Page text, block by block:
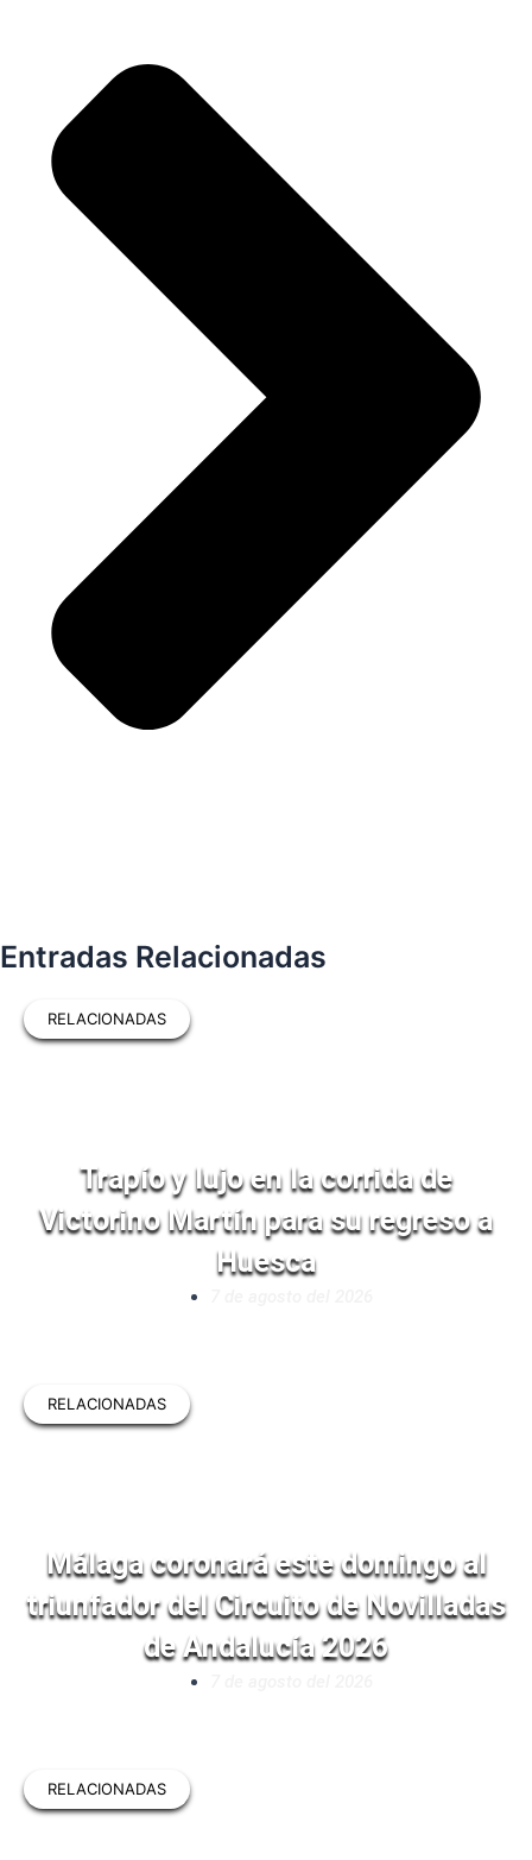
Entradas Relacionadas
RELACIONADAS
Trapío y lujo en la corrida de
Victorino Martín para su regreso a
Huesca
RELACIONADAS
Málaga coronará este domingo al
triunfador del Circuito de Novilladas
de Andalucía 2026
RELACIONADAS